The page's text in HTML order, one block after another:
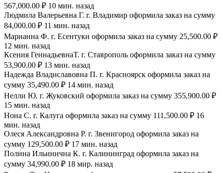
567,000.00 ₽ 10 мин. назад
Людмила Валерьевна Г. г. Владимир оформила заказ на сумму
84,000.00 ₽ 11 мин. назад
Марианна Ф. г. Есентуки оформила заказ на сумму 25,500.00 ₽
12 мин. назад
Ксения ГеннадьевнаТ. г. Ставрополь оформила заказ на сумму
53,900.00 ₽ 13 мин. назад
Надежда Владиславовна П. г. Красноярск оформила заказ на
сумму 35,490.00 ₽ 14 мин. назад
Нелли Ю. г. Жуковский оформила заказ на сумму 355,900.00 ₽
15 мин. назад
Нона С. г. Калуга оформила заказ на сумму 111,500.00 ₽ 16
мин. назад
Олеся Александровна Р. г. Звенигород оформила заказ на
сумму 129,500.00 ₽ 17 мин. назад
Полина Ильинична К. г. Калининград оформила заказ на
сумму 34,990.00 ₽ 18 мир. назад